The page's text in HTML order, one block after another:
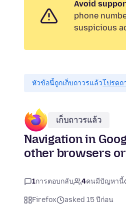
Avoid
phone
suspicious
หัวข้อนี้ถูกเก็บถาวรแล้วโปรด
เก็บถาวรแล้ว
Navigation in
other browsers
1การตอบกลับ 4คนมีปัญหานี้
Firefox asked 15 ปีก่อน